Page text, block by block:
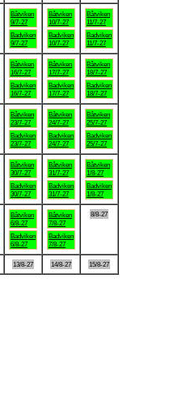
Båtviken
9/7-27
Badviken
9/7-27
Båtviken
10/7-27
Badviken
10/7-27
Båtviken
11/7-27
Badviken
11/7-27
Båtviken
16/7-27
Badviken
16/7-27
Båtviken
17/7-27
Badviken
17/7-27
Båtviken
18/7-27
Badviken
18/7-27
Båtviken
23/7-27
Badviken
23/7-27
Båtviken
24/7-27
Badviken
24/7-27
Båtviken
25/7-27
Badviken
25/7-27
Båtviken
30/7-27
Badviken
30/7-27
Båtviken
31/7-27
Badviken
31/7-27
Båtviken
1/8-27
Badviken
1/8-27
Båtviken
6/8-27
Badviken
6/8-27
Båtviken
7/8-27
Badviken
7/8-27
8/8-27
13/8-27 14/8-27 15/8-27